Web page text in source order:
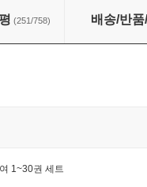
하여 1~30권 세트
(251/758) 배송/반
1~30권 세트